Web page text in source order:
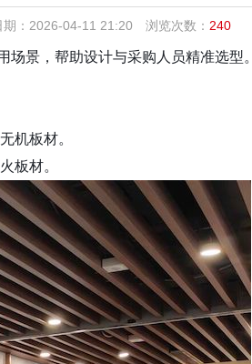
期：2026-04-11 21:20 浏览次数： 240
景，帮助设计与采购人员精准选型。
机板材。
板材。